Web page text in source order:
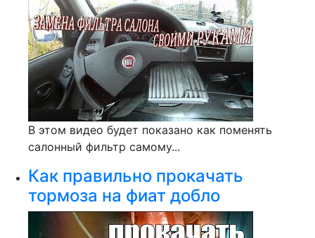
В этом видео будет показано как поменять
салонный фильтр самому...
Как правильно прокачать
тормоза на фиат добло